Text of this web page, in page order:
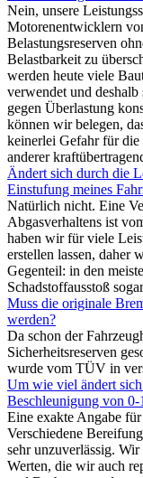
Nein, unsere
Motorenentwicklern
Belastungsreserven
Belastbarkeit zu
werden heute viele
verwendet und
gegen Überlastung
können wir belegen,
keinerlei Gefahr für
anderer
Ändert sich durch die
Einstufung meines
Natürlich nicht. Eine
Abgasverhaltens ist
haben wir für viele
erstellen lassen, daher
Gegenteil: in den
Schadstoffausstoß
Muss die originale
werden?
Da schon der
Sicherheitsreserven
wurde vom TÜV in
Um wie viel ändert
Beschleunigung von 0-
Eine exakte Angabe
Verschiedene
sehr unzuverlässig.
Werten, die wir auch